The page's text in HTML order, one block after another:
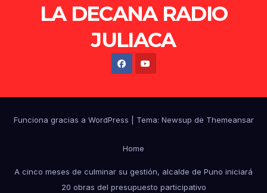
LA DECANA RADIO
JULIACA
Funciona gracias a WordPress Tema: Newsup de Themeansar
Home
A cinco meses de culminar su gestión, alcalde de Puno iniciará
20 obras del presupuesto participativo